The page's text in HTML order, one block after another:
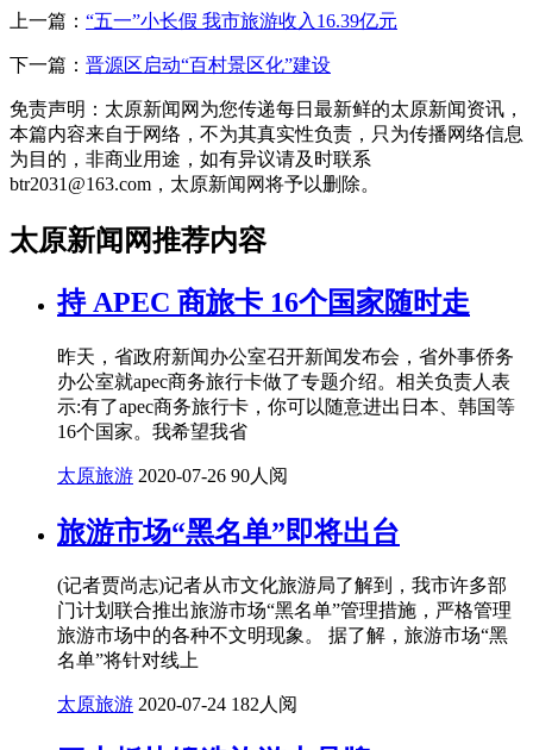
上一篇： “五一”小长假 我市旅游收入16.39亿元
下一篇： 晋源区启动“百村景区化”建设
免责声明：太原新闻网为您传递每日最新鲜的太原新闻资讯，
本篇内容来自于网络，不为其真实性负责，只为传播网络信息
为目的，非商业用途，如有异议请及时联系
btr2031@163.com，太原新闻网将予以删除。
太原新闻网推荐内容
持 APEC 商旅卡 16个国家随时走
昨天，省政府新闻办公室召开新闻发布会，省外事侨务
办公室就apec商务旅行卡做了专题介绍。相关负责人表
示:有了apec商务旅行卡，你可以随意进出日本、韩国等
16个国家。我希望我省
太原旅游 2020-07-26 90人阅
旅游市场“黑名单”即将出台
(记者贾尚志)记者从市文化旅游局了解到，我市许多部
门计划联合推出旅游市场“黑名单”管理措施，严格管理
旅游市场中的各种不文明现象。 据了解，旅游市场“黑
名单”将针对线上
太原旅游 2020-07-24 182人阅